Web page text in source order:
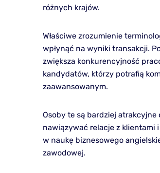
różnych krajów.
Właściwe zrozumienie
wpłynąć na wyniki transakcji.
zwiększa konkurencyjność
kandydatów, którzy potrafią
zaawansowanym.
Osoby te są bardziej
nawiązywać relacje z klientami
w naukę biznesowego
zawodowej.